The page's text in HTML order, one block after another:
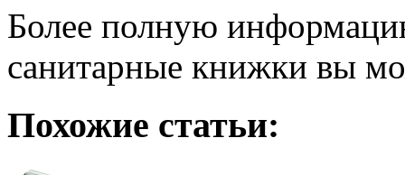
Более полную
санитарные книжки вы
Похожие статьи: